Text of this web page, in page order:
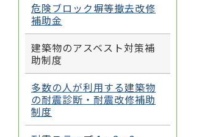
危険ブロック塀等撤去改修
補助金
建築物のアスベスト対策補
助制度
多数の人が利用する建築物
の耐震診断・耐震改修補助
制度